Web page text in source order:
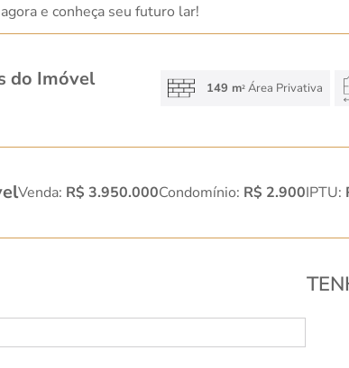
e conheça seu futuro lar!
do Imóvel 149 m2Área Privativa
Venda: R$ 3.950.000Condomínio: R$ 2.900IPTU: